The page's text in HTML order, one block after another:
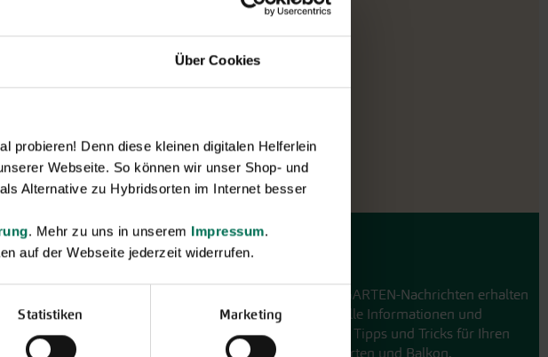
Über Cookies
probieren! Denn diese kleinen digitalen Helferlein
Webseite. So können wir unser Shop- und
Alternative zu Hybridsorten im Internet besser
. Mehr zu uns in unserem Impressum.
auf der Webseite jederzeit widerrufen.
Statistiken Marketing
2026
über
bis hin zu neuen
Mit den GARTEN-Nachrichten erhalten
Sie aktuelle Informationen und
hilfreiche Tipps und Tricks für Ihren
Hobbygarten und Balkon.